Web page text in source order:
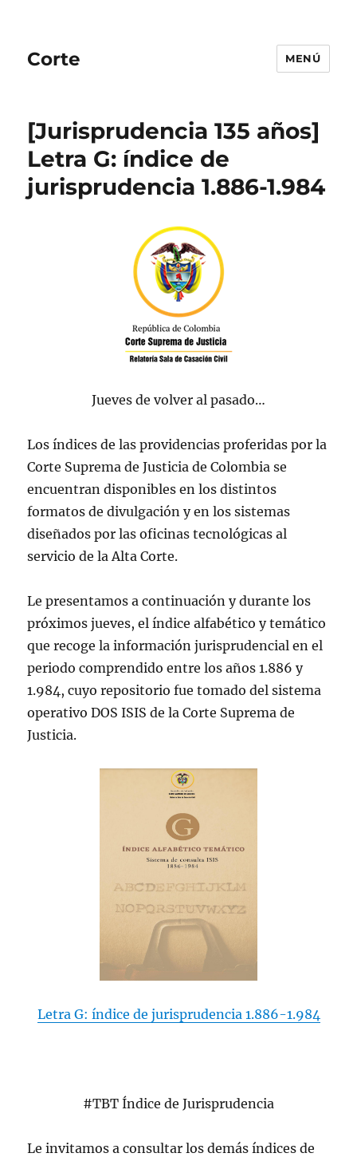
Corte MENÚ
[Jurisprudencia 135 años]
Letra G: índice de
jurisprudencia 1.886-1.984
Jueves de volver al pasado…
Los índices de las providencias proferidas por la
Corte Suprema de Justicia de Colombia se
encuentran disponibles en los distintos
formatos de divulgación y en los sistemas
diseñados por las oficinas tecnológicas al
servicio de la Alta Corte.
Le presentamos a continuación y durante los
próximos jueves, el índice alfabético y temático
que recoge la información jurisprudencial en el
periodo comprendido entre los años 1.886 y
1.984, cuyo repositorio fue tomado del sistema
operativo DOS ISIS de la Corte Suprema de
Justicia.
Letra G: índice de jurisprudencia 1.886-1.984
#TBT Índice de Jurisprudencia
Le invitamos a consultar los demás índices de